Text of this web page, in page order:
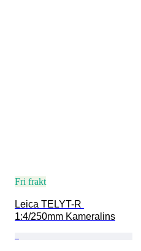
Fri frakt
Leica TELYT-R
1:4/250mm Kameralins